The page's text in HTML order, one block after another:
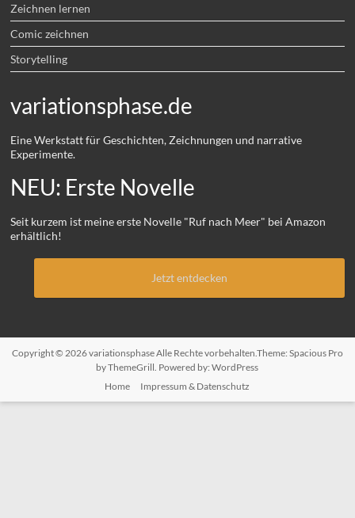
Zeichnen lernen
Comic zeichnen
Storytelling
variationsphase.de
Eine Werkstatt für Geschichten, Zeichnungen und narrative
Experimente.
NEU: Erste Novelle
Seit kurzem ist meine erste Novelle "Ruf nach Meer" bei Amazon
erhältlich!
Jetzt entdecken
Copyright © 2026variationsphaseAlle Rechte vorbehalten.Theme: Spacious Pro
by ThemeGrill. Powered by:WordPress
Home
Impressum & Datenschutz